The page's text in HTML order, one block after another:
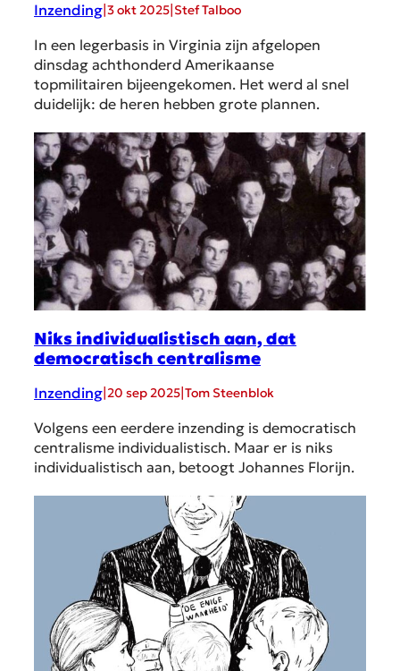
Inzending 3 okt 2025 Stef Talboo
In een legerbasis in Virginia zijn afgelopen
dinsdag achthonderd Amerikaanse
topmilitairen bijeengekomen. Het werd al snel
duidelijk: de heren hebben grote plannen.
Niks individualistisch aan, dat
democratisch centralisme
Inzending 20 sep 2025 Tom Steenblok
Volgens een eerdere inzending is democratisch
centralisme individualistisch. Maar er is niks
individualistisch aan, betoogt Johannes Florijn.